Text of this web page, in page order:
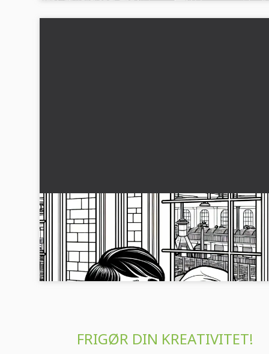
Barn ved vinduet i en tekstilfabrik: Malebog
Industriel Revolution gratis
Et barn ser ind i en dampdrevet tekstilfabrik fra det 19.
århundrede. Download malebladet gratis nu!...
FRIGØR DIN KREATIVITET!